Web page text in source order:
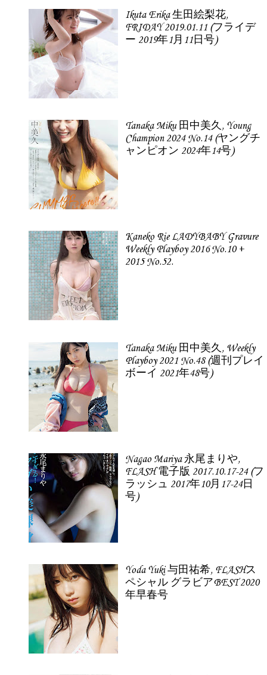
Ikuta Erika 生田絵梨花,
FRIDAY 2019.01.11 (フライデ
ー 2019年1月11日号)
Tanaka Miku 田中美久, Young
Champion 2024 No.14 (ヤングチ
ャンピオン 2024年14号)
Kaneko Rie LADYBABY Gravure
Weekly Playboy 2016 No.10 +
2015 No.52.
Tanaka Miku 田中美久, Weekly
Playboy 2021 No.48 (週刊プレイ
ボーイ 2021年48号)
Nagao Mariya 永尾まりや,
FLASH 電子版 2017.10.17-24 (フ
ラッシュ 2017年10月17-24日
号)
Yoda Yuki 与田祐希, FLASHス
ペシャル グラビアBEST 2020
年早春号